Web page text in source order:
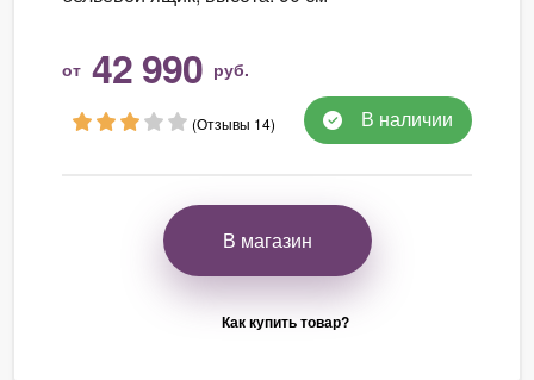
от 42 990 руб.
(Отзывы 14) В наличии
В магазин
Как купить товар?